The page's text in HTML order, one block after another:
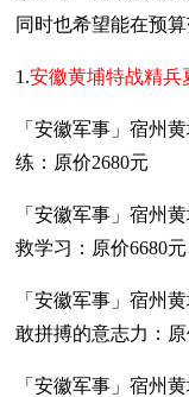
同时也希望能在预
1.安徽黄埔特战精兵
「安徽军事」宿州
练：原价2680元
「安徽军事」宿州
救学习：原价6680元
「安徽军事」宿州
敢拼搏的意志力：原
「安徽军事」宿州